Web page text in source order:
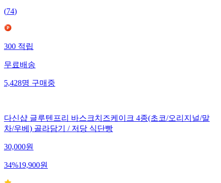
(74)
300적립
무료배송
5,428명구매중
다신샵 글루텐프리 바스크치즈케이크 4종(초코/오리지널/말
차/우베) 골라담기 / 저당 식단빵
30,000원
34%19,900원